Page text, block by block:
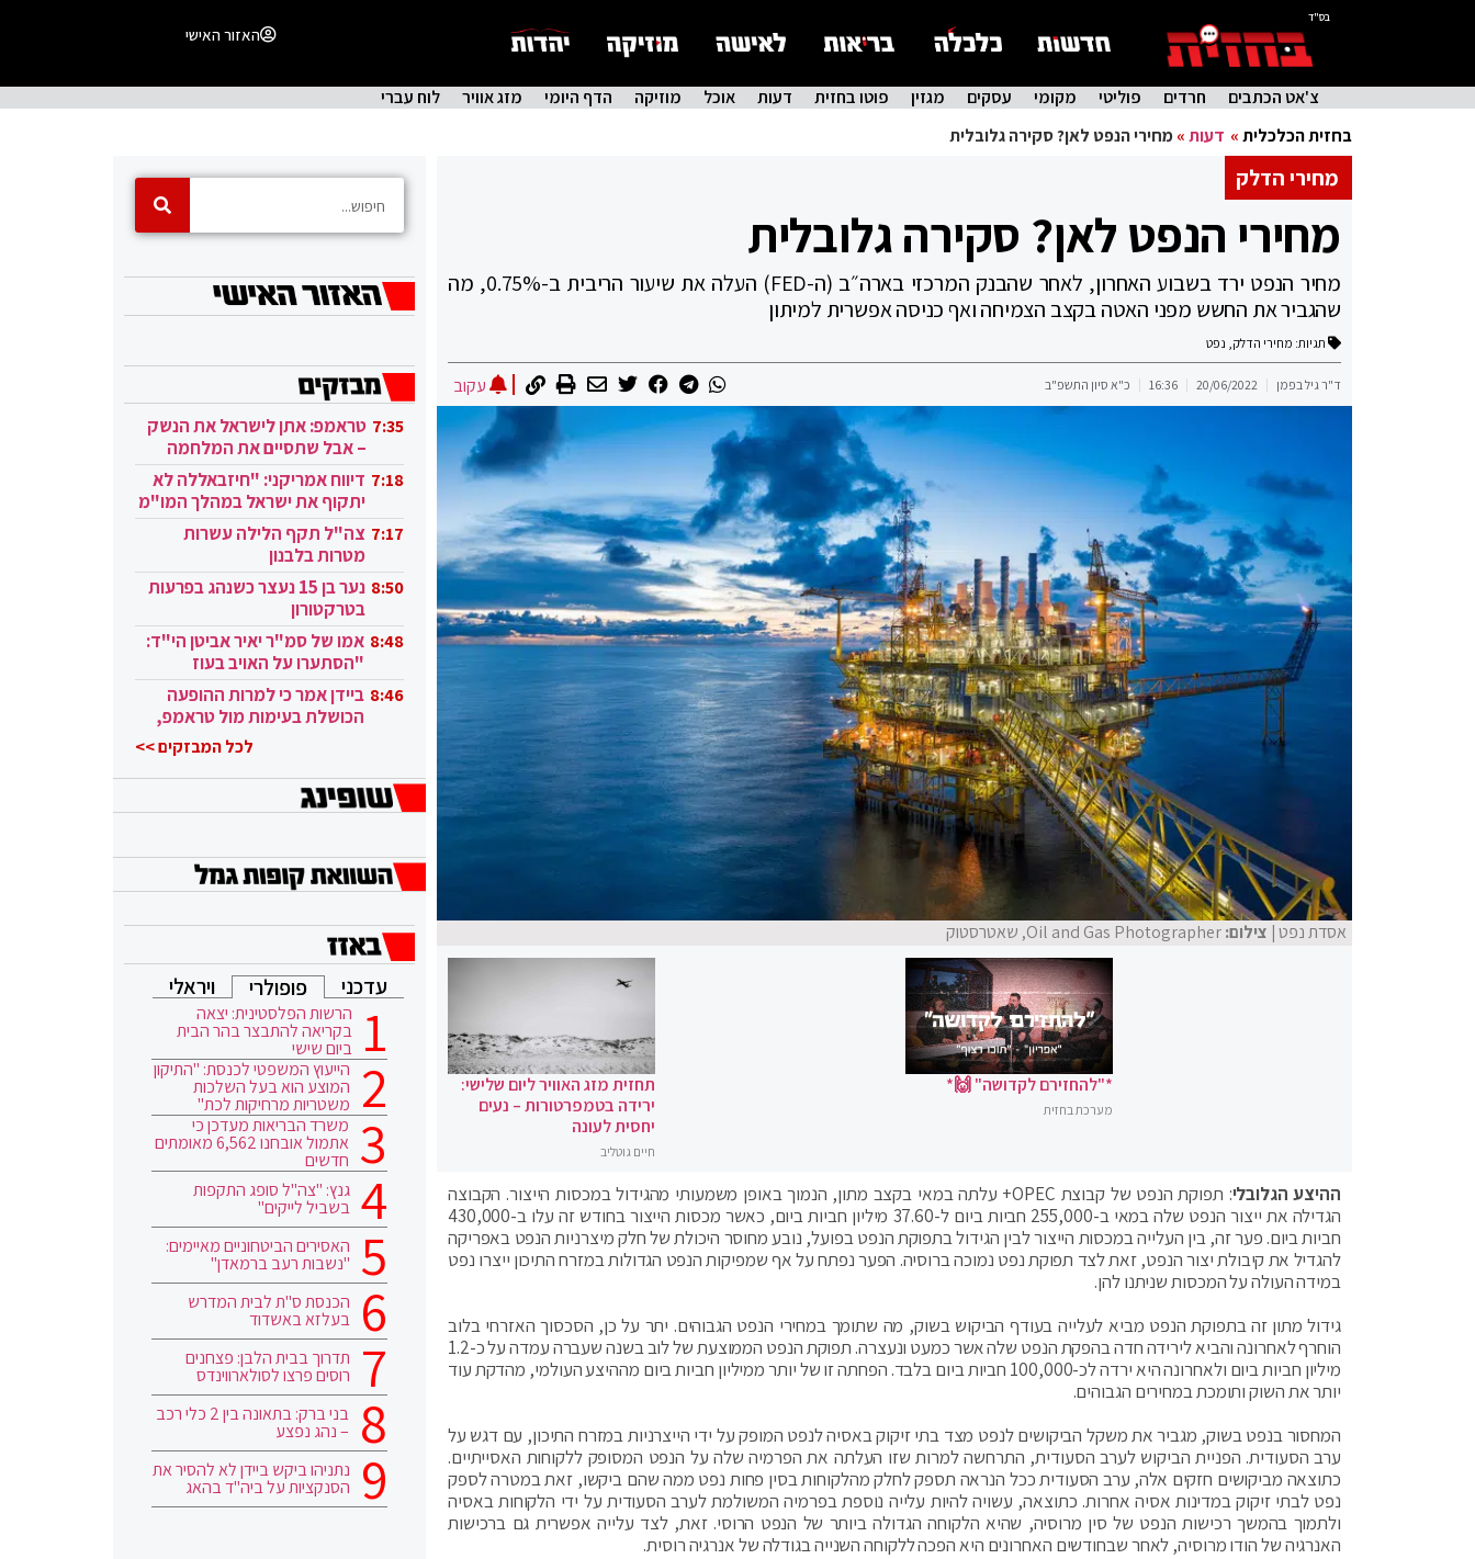
בס"ד
האזור האישי
צ'אט הכתבים חרדים פוליטי מקומי עסקים מגזין פוטו בחזית דעות אוכל מוזיקה הדף היומי מזג אוויר
לוח עברי
בחזית הכלכלית» דעות»מחירי הנפט לאן? סקירה גלובלית
מחירי הדלק
מחירי הנפט לאן? סקירה גלובלית
מחיר הנפט ירד בשבוע האחרון, לאחר שהבנק המרכזי בארה״ב (ה-FED) העלה את שיעור הריבית ב-0.75%, מה
שהגביר את החשש מפני האטה בקצב הצמיחה ואף כניסה אפשרית למיתון
תגיות: מחירי הדלק, נפט
ד"ר גיל בפמן 20/06/2022
16:36 כ"א סיון התשפ"ב עקוב
אסדת נפט| צילום:Oil and Gas Photographer, שאטרסטוק
*"להחזירם לקדושה" 🙌*
מערכת בחזית
תחזית מזג האוויר ליום שלישי:
ירידה בטמפרטורות – נעים
יחסית לעונה
חיים גוטליב
ההיצע הגלובלי
: תפוקת הנפט של קבוצת OPEC+ עלתה במאי בקצב מתון, הנמוך באופן משמעותי מהגידול במכסות הייצור. הקבוצה
הגדילה את ייצור הנפט שלה במאי ב-255,000 חביות ביום ל-37.60 מיליון חביות ביום, כאשר מכסות הייצור בחודש זה עלו ב-430,000
חביות ביום. פער זה, בין העלייה במכסות הייצור לבין הגידול בתפוקת הנפט בפועל, נובע מחוסר היכולת של חלק מיצרניות הנפט באפריקה
להגדיל את קיבולת יצור הנפט, זאת לצד תפוקת נפט נמוכה ברוסיה. הפער נפתח על אף שמפיקות הנפט הגדולות במזרח התיכון ייצרו נפט
במידה העולה על המכסות שניתנו להן.
גידול מתון זה בתפוקת הנפט מביא לעלייה בעודף הביקוש בשוק, מה שתומך במחירי הנפט הגבוהים. יתר על כן, הסכסוך האזרחי בלוב
הוחרף לאחרונה והביא לירידה חדה בהפקת הנפט שלה אשר כמעט ונעצרה. תפוקת הנפט הממוצעת של לוב בשנה שעברה עמדה על כ-1.2
מיליון חביות ביום ולאחרונה היא ירדה לכ-100,000 חביות ביום בלבד. הפחתה זו של יותר ממיליון חביות ביום מההיצע העולמי, מהדקת עוד
יותר את השוק ותומכת במחירים הגבוהים.
המחסור בנפט בשוק, מגביר את משקל הביקושים לנפט מצד בתי זיקוק באסיה לנפט המופק על ידי הייצרניות במזרח התיכון, עם דגש על
ערב הסעודית. הפניית הביקוש לערב הסעודית, התרחשה למרות שזו העלתה את הפרמיה שלה על הנפט המסופק ללקוחות האסייתיים.
כתוצאה מביקושים חזקים אלה, ערב הסעודית ככל הנראה תספק לחלק מהלקוחות בסין פחות נפט ממה שהם ביקשו, זאת במטרה לספק
נפט לבתי זיקוק במדינות אסיה אחרות. כתוצאה, עשויה להיות עלייה נוספת בפרמיה המשולמת לערב הסעודית על ידי הלקוחות באסיה
ולתמוך בהמשך רכישות הנפט של סין מרוסיה, שהיא הלקוחה הגדולה ביותר של הנפט הרוסי. זאת, לצד עלייה אפשרית גם ברכישות
האנרגיה של הודו מרוסיה, לאחר שבחודשים האחרונים היא הפכה ללקוחה השנייה בגודלה של אנרגיה רוסית.
7:35 טראמפ: אתן לישראל את הנשק
– אבל שתסיים את המלחמה
בעזה 7:18 דיווח אמריקני: "חיזבאללה לא
יתקוף את ישראל במהלך המו"מ
בקטאר" 7:17 צה"ל תקף הלילה עשרות
מטרות בלבנון
8:50
נער בן 15 נעצר כשנהג בפרעות
בטרקטורון
8:48 אמו של סמ"ר יאיר אביטן הי"ד:
"הסתערו על האויב בעוז
ובגבורה" 8:46 ביידן אמר כי למרות ההופעה
הכושלת בעימות מול טראמפ,
לכל המבזקים >>
עדכני פופולרי ויראלי
הרשות הפלסטינית: יצאה
בקריאה להתבצר בהר הבית
ביום שישי
הייעוץ המשפטי לכנסת: "התיקון
המוצע הוא בעל השלכות
משטריות מרחיקות לכת"
משרד הבריאות מעדכן כי
אתמול אובחנו 6,562 מאומתים
חדשים
גנץ: "צה"ל סופג התקפות
בשביל לייקים"
האסירים הביטחוניים מאיימים:
"נשבות רעב ברמאדן"
הכנסת ס"ת לבית המדרש
בעלזא באשדוד
תדרוך בבית הלבן: פצחנים
רוסים פרצו לסולארווינדס
בני ברק: בתאונה בין 2 כלי רכב
– נהג נפצע
נתניהו ביקש ביידן לא להסיר את
הסנקציות על ביה"ד בהאג